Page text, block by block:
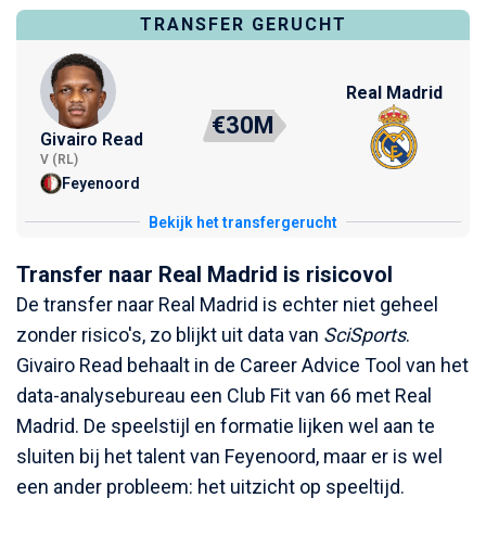
TRANSFER GERUCHT
Givairo Read
V (RL)
Feyenoord
€30M
Real Madrid
Bekijk het transfergerucht
Transfer naar Real Madrid is risicovol
De transfer naar Real Madrid is echter niet geheel
zonder risico's, zo blijkt uit data van SciSports.
Givairo Read behaalt in de Career Advice Tool van het
data-analysebureau een Club Fit van 66 met Real
Madrid. De speelstijl en formatie lijken wel aan te
sluiten bij het talent van Feyenoord, maar er is wel
een ander probleem: het uitzicht op speeltijd.